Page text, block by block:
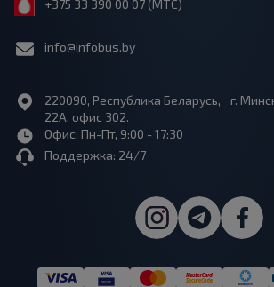
+375 33 390 00 07 (МТС)
info@infobus.by
220090, Республика Беларусь, г.
22А, офис 302.
Офис: Пн-Пт, 9:00 - 17:30
Поддержка: 24/7